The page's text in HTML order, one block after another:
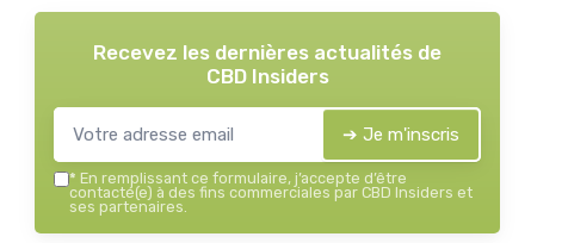
Recevez les dernières actualités de
CBD Insiders
➔ Je m'inscris
* En remplissant ce formulaire, j’accepte d’être
contacté(e) à des fins commerciales par CBD Insiders et
ses partenaires.